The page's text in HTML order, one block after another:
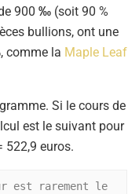
900 ‰ (soit 90 %
bullions, ont une
comme la Maple Leaf
Si le cours de
est le suivant pour
522,9 euros.
est rarement le